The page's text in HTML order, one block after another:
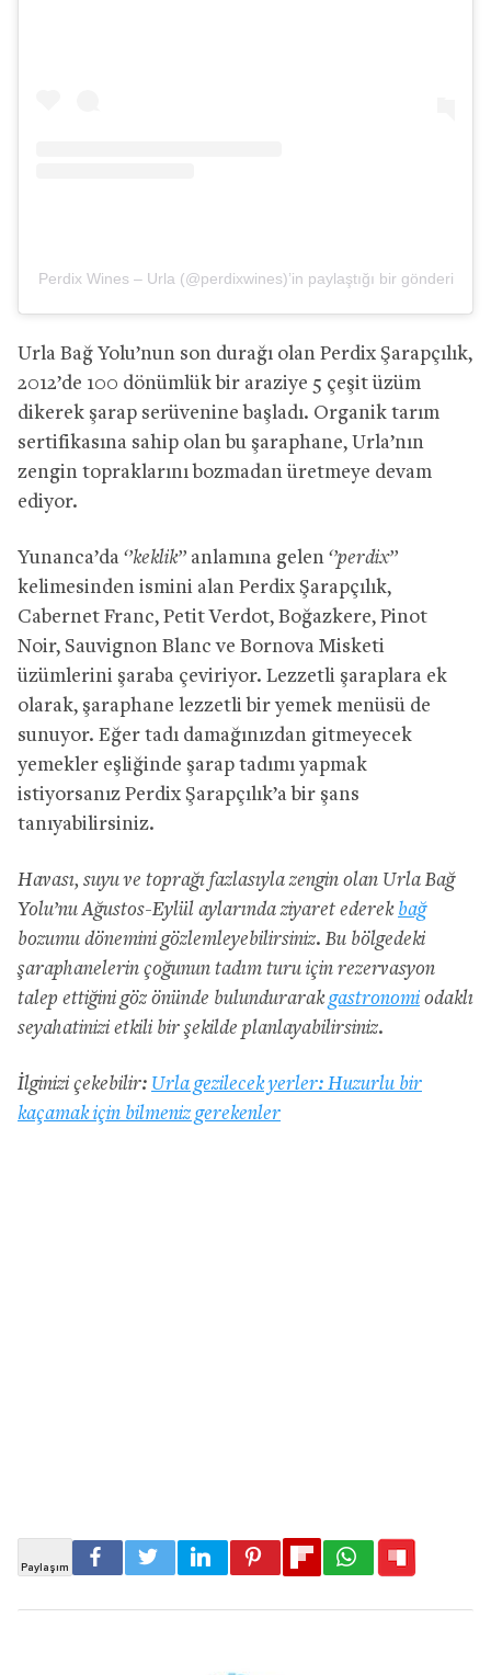
Perdix Wines – Urla (@perdixwines)’in paylaştığı bir gönderi
Urla Bağ Yolu’nun son durağı olan Perdix Şarapçılık,
2012’de 100 dönümlük bir araziye 5 çeşit üzüm
dikerek şarap serüvenine başladı. Organik tarım
sertifikasına sahip olan bu şaraphane, Urla’nın
zengin topraklarını bozmadan üretmeye devam
ediyor.
Yunanca’da ‘’keklik’’ anlamına gelen ‘’perdix’’
kelimesinden ismini alan Perdix Şarapçılık,
Cabernet Franc, Petit Verdot, Boğazkere, Pinot
Noir, Sauvignon Blanc ve Bornova Misketi
üzümlerini şaraba çeviriyor. Lezzetli şaraplara ek
olarak, şaraphane lezzetli bir yemek menüsü de
sunuyor. Eğer tadı damağınızdan gitmeyecek
yemekler eşliğinde şarap tadımı yapmak
istiyorsanız Perdix Şarapçılık’a bir şans
tanıyabilirsiniz.
Havası, suyu ve toprağı fazlasıyla zengin olan Urla Bağ
Yolu’nu Ağustos-Eylül aylarında ziyaret ederek bağ
bozumu dönemini gözlemleyebilirsiniz. Bu bölgedeki
şaraphanelerin çoğunun tadım turu için rezervasyon
talep ettiğini göz önünde bulundurarakgastronomi odaklı
seyahatinizi etkili bir şekilde planlayabilirsiniz.
İlginizi çekebilir: Urla gezilecek yerler: Huzurlu bir
kaçamak için bilmeniz gerekenler